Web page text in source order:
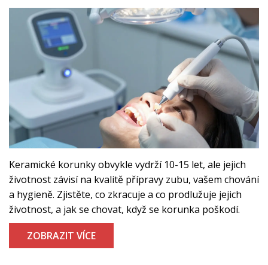
Keramické korunky obvykle vydrží 10-15 let, ale jejich
životnost závisí na kvalitě přípravy zubu, vašem chování
a hygieně. Zjistěte, co zkracuje a co prodlužuje jejich
životnost, a jak se chovat, když se korunka poškodí.
ZOBRAZIT VÍCE